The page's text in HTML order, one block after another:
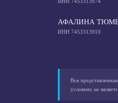
АФАЛИНА
ИНН 7453313910
Вся
условиях не